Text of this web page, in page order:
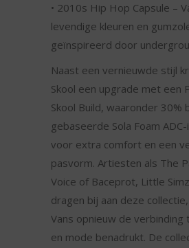
• 2010s Hip Hop Capsule –
levendige kleuren en
geïnspireerd door
Naast een vernieuwde stijl
Skool een upgrade met een
Skool Build, waaronder 30%
gebaseerde Sola Foam
voor extra comfort en een
pasvorm. Artiesten als The
Voice of Baceprot, Little
dragen bij aan deze
Vans opnieuw de verbinding
en mode benadrukt. De